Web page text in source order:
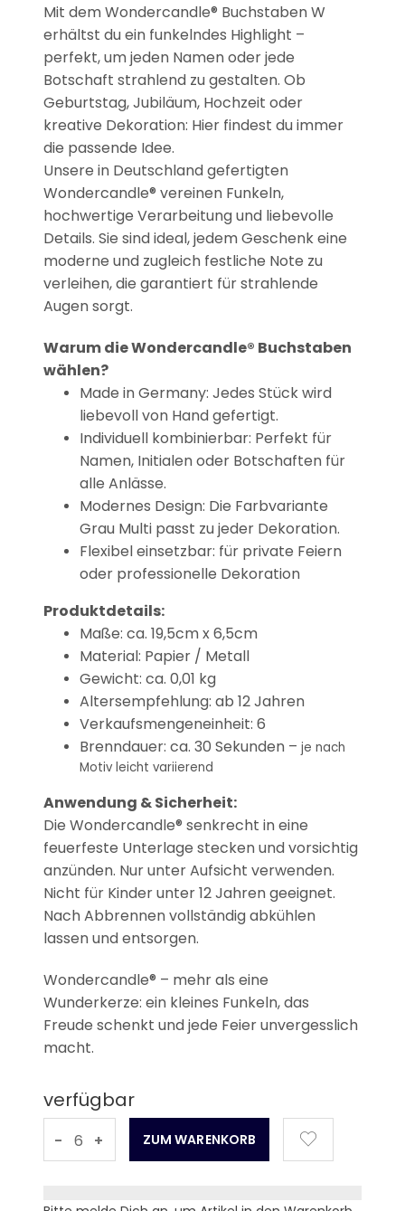
Mit dem Wondercandle® Buchstaben W
erhältst du ein funkelndes Highlight –
perfekt, um jeden Namen oder jede
Botschaft strahlend zu gestalten. Ob
Geburtstag, Jubiläum, Hochzeit oder
kreative Dekoration: Hier findest du immer
die passende Idee.
Unsere in Deutschland gefertigten
Wondercandle® vereinen Funkeln,
hochwertige Verarbeitung und liebevolle
Details. Sie sind ideal, jedem Geschenk eine
moderne und zugleich festliche Note zu
verleihen, die garantiert für strahlende
Augen sorgt.
Warum die Wondercandle® Buchstaben
wählen?
Made in Germany: Jedes Stück wird
liebevoll von Hand gefertigt.
Individuell kombinierbar: Perfekt für
Namen, Initialen oder Botschaften für
alle Anlässe.
Modernes Design: Die Farbvariante
Grau Multi passt zu jeder Dekoration.
Flexibel einsetzbar: für private Feiern
oder professionelle Dekoration
Produktdetails:
Maße: ca. 19,5cm x 6,5cm
Material: Papier / Metall
Gewicht: ca. 0,01 kg
Altersempfehlung: ab 12 Jahren
Verkaufsmengeneinheit: 6
Brenndauer: ca. 30 Sekunden – je nach
Motiv leicht variierend
Anwendung & Sicherheit:
Die Wondercandle® senkrecht in eine
feuerfeste Unterlage stecken und vorsichtig
anzünden. Nur unter Aufsicht verwenden.
Nicht für Kinder unter 12 Jahren geeignet.
Nach Abbrennen vollständig abkühlen
lassen und entsorgen.
Wondercandle® – mehr als eine
Wunderkerze: ein kleines Funkeln, das
Freude schenkt und jede Feier unvergesslich
macht.
verfügbar
- +